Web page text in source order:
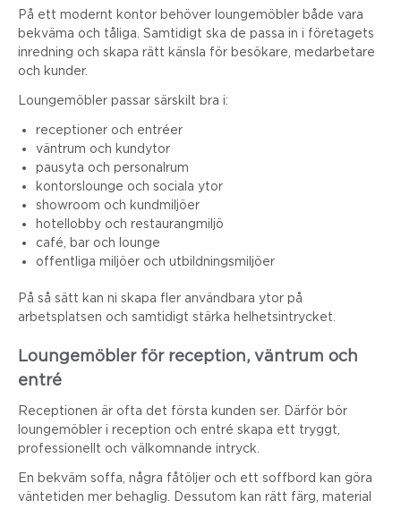
På ett modernt kontor behöver loungemöbler både vara
bekväma och tåliga. Samtidigt ska de passa in i företagets
inredning och skapa rätt känsla för besökare, medarbetare
och kunder.
Loungemöbler passar särskilt bra i:
receptioner och entréer
väntrum och kundytor
pausyta och personalrum
kontorslounge och sociala ytor
showroom och kundmiljöer
hotellobby och restaurangmiljö
café, bar och lounge
offentliga miljöer och utbildningsmiljöer
På så sätt kan ni skapa fler användbara ytor på
arbetsplatsen och samtidigt stärka helhetsintrycket.
Loungemöbler för reception, väntrum och
entré
Receptionen är ofta det första kunden ser. Därför bör
loungemöbler i reception och entré skapa ett tryggt,
professionellt och välkomnande intryck.
En bekväm soffa, några fåtöljer och ett soffbord kan göra
väntetiden mer behaglig. Dessutom kan rätt färg, material